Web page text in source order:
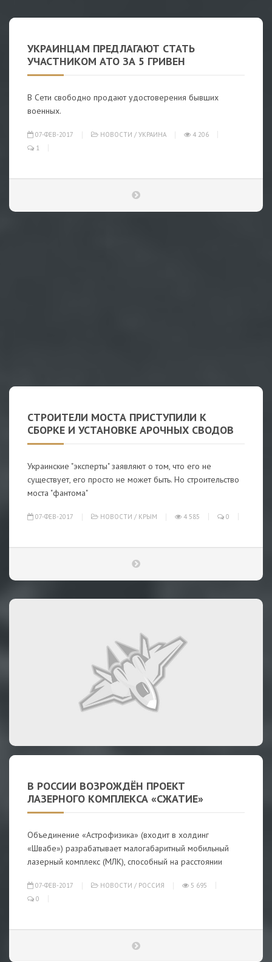
УКРАИНЦАМ ПРЕДЛАГАЮТ СТАТЬ
УЧАСТНИКОМ АТО ЗА 5 ГРИВЕН
В Сети свободно продают удостоверения бывших
военных.
07-ФЕВ-2017 НОВОСТИ / УКРАИНА
4 206
1
СТРОИТЕЛИ МОСТА ПРИСТУПИЛИ К
СБОРКЕ И УСТАНОВКЕ АРОЧНЫХ СВОДОВ
Украинские "эксперты" заявляют о том, что его не
существует, его просто не может быть. Но строительство
моста "фантома"
07-ФЕВ-2017 НОВОСТИ / КРЫМ 4 585 0
В РОССИИ ВОЗРОЖДЁН ПРОЕКТ
ЛАЗЕРНОГО КОМПЛЕКСА «СЖАТИЕ»
Объединение «Астрофизика» (входит в холдинг
«Швабе») разрабатывает малогабаритный мобильный
лазерный комплекс (МЛК), способный на расстоянии
07-ФЕВ-2017 НОВОСТИ / РОССИЯ
5 695
0